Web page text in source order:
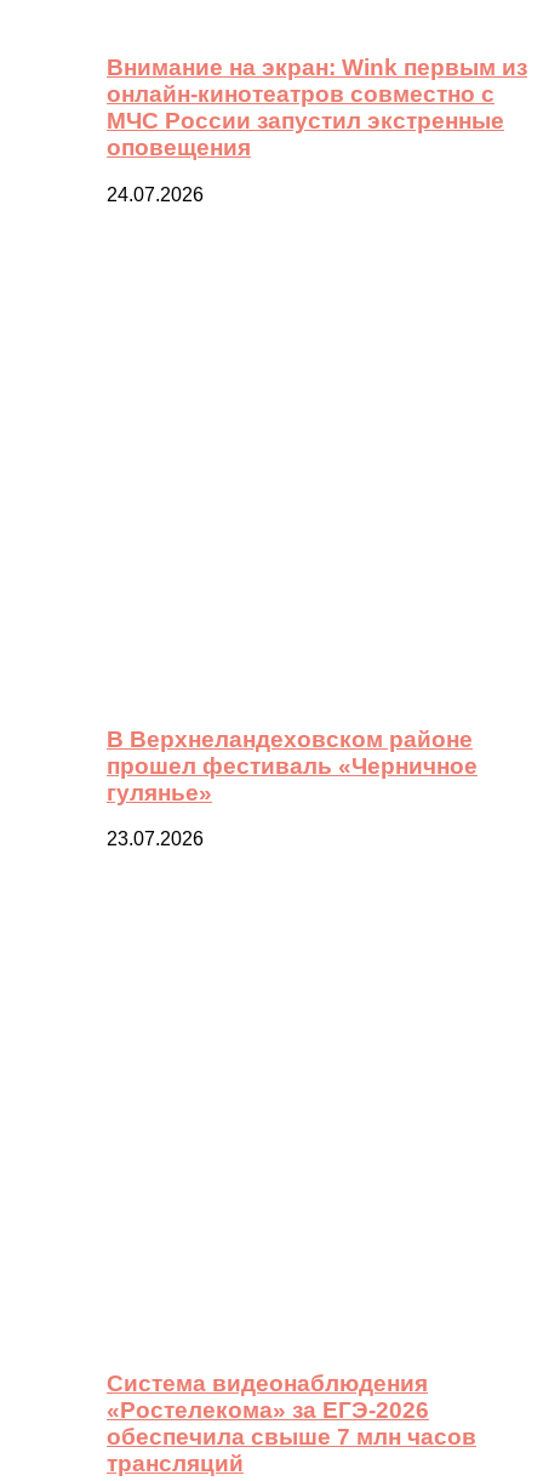
Внимание на экран: Wink первым из
онлайн-кинотеатров совместно с
МЧС России запустил экстренные
оповещения
24.07.2026
В Верхнеландеховском районе
прошел фестиваль «Черничное
гулянье»
23.07.2026
Система видеонаблюдения
«Ростелекома» за ЕГЭ-2026
обеспечила свыше 7 млн часов
трансляций